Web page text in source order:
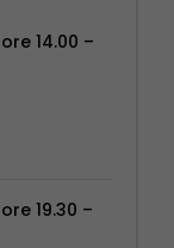
14.00 –
19.30 –